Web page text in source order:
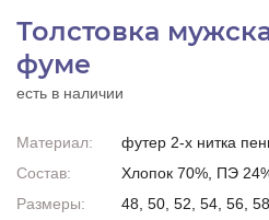
Толстовка
фуме
есть в наличии
Материал:
футер 2-х нитка
Состав:
Хлопок 70%, ПЭ
Размеры:
48, 50, 52, 54, 56, 58